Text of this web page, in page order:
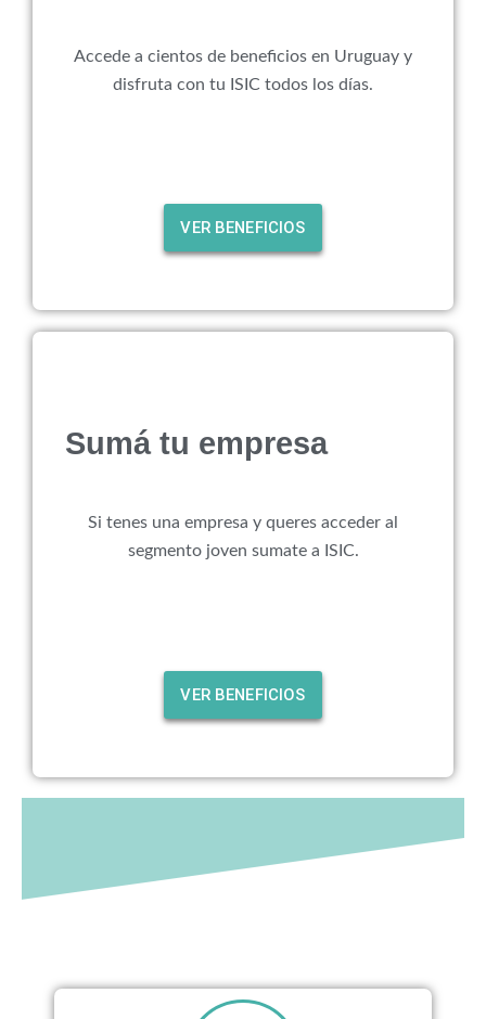
Accede a cientos de beneficios en Uruguay y
disfruta con tu ISIC todos los días.
VER BENEFICIOS
Sumá tu empresa
Si tenes una empresa y queres acceder al
segmento joven sumate a ISIC.
VER BENEFICIOS